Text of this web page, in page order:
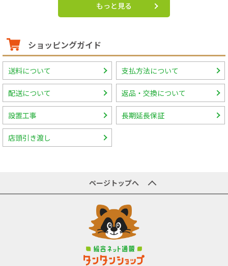
もっと見る
ショッピングガイド
送料について 支払方法について
配送について 返品・交換について
設置工事 長期延長保証
店頭引き渡し
ページトップへ